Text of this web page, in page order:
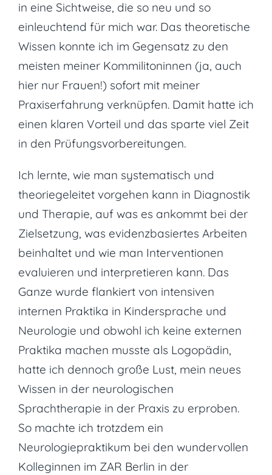
in eine Sichtweise, die so neu und so
einleuchtend für mich war. Das theoretische
Wissen konnte ich im Gegensatz zu den
meisten meiner Kommilitoninnen (ja, auch
hier nur Frauen!) sofort mit meiner
Praxiserfahrung verknüpfen. Damit hatte ich
einen klaren Vorteil und das sparte viel Zeit
in den Prüfungsvorbereitungen.
Ich lernte, wie man systematisch und
theoriegeleitet vorgehen kann in Diagnostik
und Therapie, auf was es ankommt bei der
Zielsetzung, was evidenzbasiertes Arbeiten
beinhaltet und wie man Interventionen
evaluieren und interpretieren kann. Das
Ganze wurde flankiert von intensiven
internen Praktika in Kindersprache und
Neurologie und obwohl ich keine externen
Praktika machen musste als Logopädin,
hatte ich dennoch große Lust, mein neues
Wissen in der neurologischen
Sprachtherapie in der Praxis zu erproben.
So machte ich trotzdem ein
Neurologiepraktikum bei den wundervollen
Kolleginnen im ZAR Berlin in der